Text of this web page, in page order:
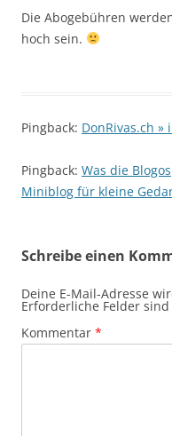
Die Abogebühren
hoch sein.
Pingback: DonRivas.ch »
Pingback: Was die
Miniblog für kleine
Schreibe einen
Deine E-Mail-Adresse
Erforderliche Felder
Kommentar *